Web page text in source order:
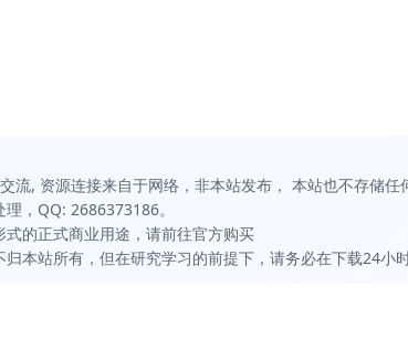
流, 资源连接来自于网络，非本站发布， 本站也不存储任
，QQ: 2686373186。
的正式商业用途，请前往官方购买
本站所有，但在研究学习的前提下，请务必在下载24小